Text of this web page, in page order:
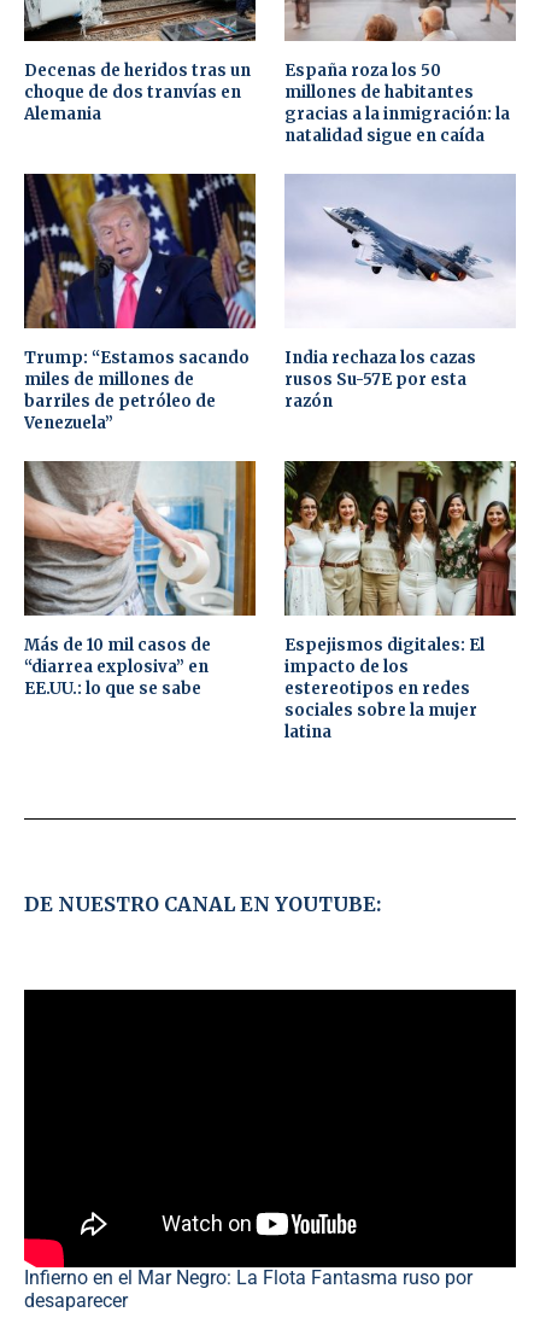
Decenas de heridos tras un
choque de dos tranvías en
Alemania
España roza los 50
millones de habitantes
gracias a la inmigración: la
natalidad sigue en caída
Trump: “Estamos sacando
miles de millones de
barriles de petróleo de
Venezuela”
India rechaza los cazas
rusos Su-57E por esta
razón
Más de 10 mil casos de
“diarrea explosiva” en
EE.UU.: lo que se sabe
Espejismos digitales: El
impacto de los
estereotipos en redes
sociales sobre la mujer
latina
DE NUESTRO CANAL EN YOUTUBE:
Infierno en el Mar Negro: La Flota Fantasma ruso por
desaparecer